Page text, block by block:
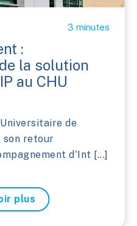
3 minutes
:
la solution
au CHU
de
son retour
d'Int [...]
plus